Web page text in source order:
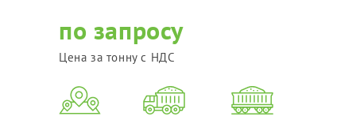
по запросу
Цена за тонну с НДС